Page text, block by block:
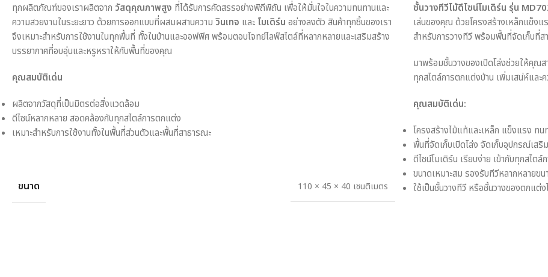
ทุกผลิตภัณฑ์ของเราผลิตจาก วัสดุคุณภาพสูง ที่ได้รับการคัดสรรอย่างพิถีพิถัน เพื่อให้มั่นใจในความทนทานและ
ความสวยงามในระยะยาว ด้วยการออกแบบที่ผสมผสานความ วินเทจ และ โมเดิร์น อย่างลงตัว สินค้าทุกชิ้นของเรา
จึงเหมาะสำหรับการใช้งานในทุกพื้นที่ ทั้งในบ้านและออฟฟิศ พร้อมตอบโจทย์ไลฟ์สไตล์ที่หลากหลายและเสริมสร้าง
บรรยากาศที่อบอุ่นและหรูหราให้กับพื้นที่ของคุณ
คุณสมบัติเด่น
ผลิตจากวัสดุที่เป็นมิตรต่อสิ่งแวดล้อม
ดีไซน์หลากหลาย สอดคล้องกับทุกสไตล์การตกแต่ง
เหมาะสำหรับการใช้งานทั้งในพื้นที่ส่วนตัวและพื้นที่สาธารณะ
ขนาด 110 × 45 × 40 เซนติเมตร
ชั้นวางทีวีไม้ดีไซน์โมเดิร์น รุ่น
เล่นของคุณ ด้วยโครงสร้างเหล็กแข็ง
สำหรับการวางทีวี พร้อมพื้นที่จัดเก็บที่
มาพร้อมชั้นวางของเปิดโล่งช่วยให้คุณ
ทุกสไตล์การตกแต่งบ้าน เพิ่มเสน่ห์แล
คุณสมบัติเด่น:
โครงสร้างไม้แท้และเหล็ก แข็งแรง ท
พื้นที่จัดเก็บเปิดโล่ง จัดเก็บอุปกรณ์เสริม
ดีไซน์โมเดิร์น เรียบง่าย เข้ากับทุกสไตล์
ขนาดเหมาะสม รองรับทีวีหลากหลายขน
ใช้เป็นชั้นวางทีวี หรือชั้นวางของตกแต่ง